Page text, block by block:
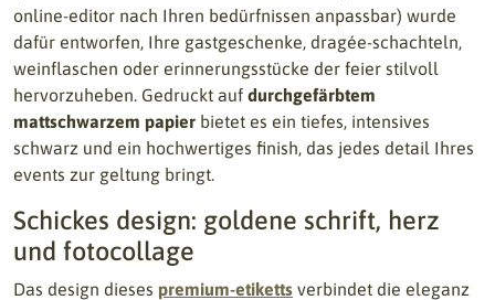
online-editor nach Ihren bedürfnissen anpassbar) wurde
dafür entworfen, Ihre gastgeschenke, dragée-schachteln,
weinflaschen oder erinnerungsstücke der feier stilvoll
hervorzuheben. Gedruckt auf durchgefärbtem
mattschwarzem papier bietet es ein tiefes, intensives
schwarz und ein hochwertiges finish, das jedes detail Ihres
events zur geltung bringt.
Schickes design: goldene schrift, herz
und fotocollage
Das design dieses premium-etiketts verbindet die eleganz